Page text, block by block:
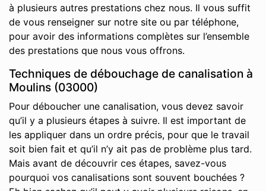
à plusieurs autres prestations chez nous. Il vous suffit
de vous renseigner sur notre site ou par téléphone,
pour avoir des informations complètes sur l’ensemble
des prestations que nous vous offrons.
Techniques de débouchage de canalisation à
Moulins (03000)
Pour déboucher une canalisation, vous devez savoir
qu’il y a plusieurs étapes à suivre. Il est important de
les appliquer dans un ordre précis, pour que le travail
soit bien fait et qu’il n’y ait pas de problème plus tard.
Mais avant de découvrir ces étapes, savez-vous
pourquoi vos canalisations sont souvent bouchées ?